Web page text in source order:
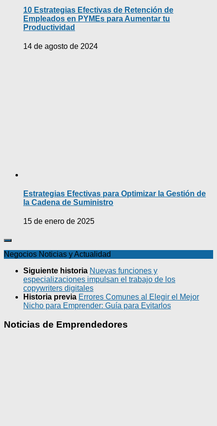
10 Estrategias Efectivas de Retención de
Empleados en PYMEs para Aumentar tu
Productividad
14 de agosto de 2024
Estrategias Efectivas para Optimizar la Gestión de
la Cadena de Suministro
15 de enero de 2025
Negocios Noticias y Actualidad
Siguiente historia Nuevas funciones y
especializaciones impulsan el trabajo de los
copywriters digitales
Historia previa Errores Comunes al Elegir el Mejor
Nicho para Emprender: Guía para Evitarlos
Noticias de Emprendedores